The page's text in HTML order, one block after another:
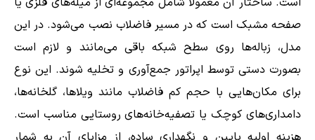
صفحه مشبک است که در مسیر فاضلاب نصب می‌شود. در این
مدل، زباله‌ها روی سطح شبکه باقی می‌مانند و لازم است
بصورت دستی توسط اپراتور جمع‌آوری و تخلیه شوند. این نوع
برای مکان‌هایی با حجم کم فاضلاب مانند ویلاها، گلخانه‌ها،
دامداری‌های کوچک یا تصفیه‌خانه‌های روستایی مناسب است.